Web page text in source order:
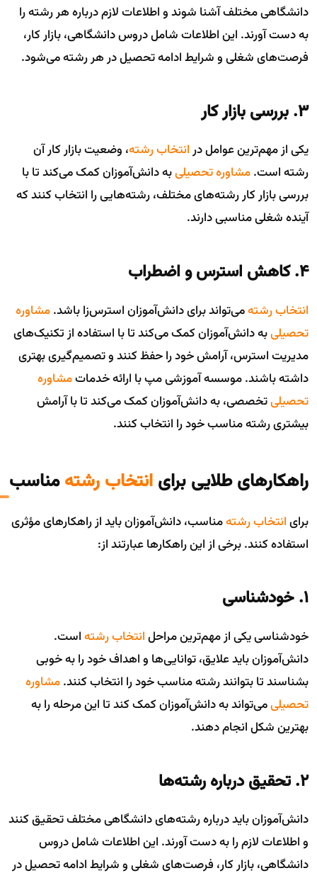
دانشگاهی مختلف آشنا شوند و اطلاعات لازم درباره هر رشته را
به دست آورند. این اطلاعات شامل دروس دانشگاهی، بازار کار،
فرصت‌های شغلی و شرایط ادامه تحصیل در هر رشته می‌شود.
۳. بررسی بازار کار
یکی از مهم‌ترین عوامل درانتخاب رشته، وضعیت بازار کار آن
رشته است.مشاوره تحصیلیبه دانش‌آموزان کمک می‌کند تا با
بررسی بازار کار رشته‌های مختلف، رشته‌هایی را انتخاب کنند که
آینده شغلی مناسبی دارند.
۴. کاهش استرس و اضطراب
انتخاب رشتهمی‌تواند برای دانش‌آموزان استرس‌زا باشد.مشاوره
تحصیلیبه دانش‌آموزان کمک می‌کند تا با استفاده از تکنیک‌های
مدیریت استرس، آرامش خود را حفظ کنند و تصمیم‌گیری بهتری
داشته باشند. موسسه آموزشی مپ با ارائه خدماتمشاوره
تحصیلیتخصصی، به دانش‌آموزان کمک می‌کند تا با آرامش
بیشتری رشته مناسب خود را انتخاب کنند.
راهکارهای طلایی برای انتخاب رشتهمناسب
برایانتخاب رشتهمناسب، دانش‌آموزان باید از راهکارهای مؤثری
استفاده کنند. برخی از این راهکارها عبارتند از:
۱. خودشناسی
خودشناسی یکی از مهم‌ترین مراحلانتخاب رشتهاست.
دانش‌آموزان باید علایق، توانایی‌ها و اهداف خود را به خوبی
بشناسند تا بتوانند رشته مناسب خود را انتخاب کنند.مشاوره
تحصیلیمی‌تواند به دانش‌آموزان کمک کند تا این مرحله را به
بهترین شکل انجام دهند.
۲. تحقیق درباره رشته‌ها
دانش‌آموزان باید درباره رشته‌های دانشگاهی مختلف تحقیق کنند
و اطلاعات لازم را به دست آورند. این اطلاعات شامل دروس
دانشگاهی، بازار کار، فرصت‌های شغلی و شرایط ادامه تحصیل در